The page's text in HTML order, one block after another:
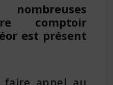
comptoir
est présent